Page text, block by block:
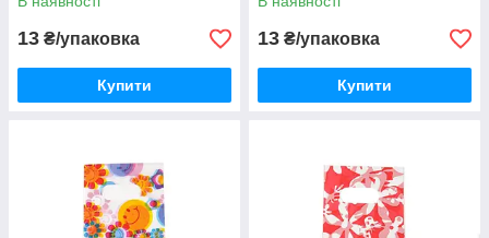
13 ₴/упаковка
Купити
13 ₴/упаковка
Купити